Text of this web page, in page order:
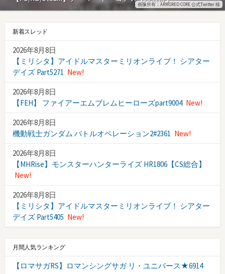
画像所有：ARMORED CORE 公式Twitter 様
新着スレッド
2026年8月8日
【ミリシタ】アイドルマスターミリオンライブ！ シアター
デイズ Part5271 New!
2026年8月8日
【FEH】 ファイアーエムブレムヒーローズpart9004 New!
2026年8月8日
機動戦士ガンダム バトルオペレーション2#2361 New!
2026年8月8日
【MHRise】モンスターハンターライズ HR1806【CS総合】
New!
2026年8月8日
【ミリシタ】アイドルマスターミリオンライブ！ シアター
デイズ Part5405 New!
月間人気ランキング
【ロマサガRS】ロマンシングサガ リ・ユニバース★6914